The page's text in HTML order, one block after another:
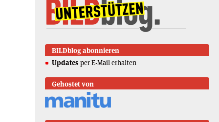
BILDblog abonnieren
Updates per E-Mail erhalten
Gehostet von